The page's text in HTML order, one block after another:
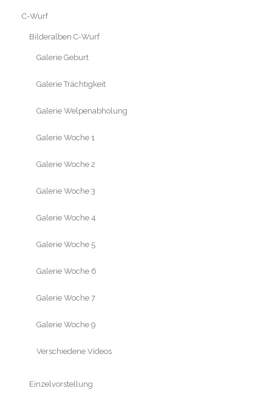
C-Wurf
Bilderalben C-Wurf
Galerie Geburt
Galerie Trächtigkeit
Galerie Welpenabholung
Galerie Woche 1
Galerie Woche 2
Galerie Woche 3
Galerie Woche 4
Galerie Woche 5
Galerie Woche 6
Galerie Woche 7
Galerie Woche 9
Verschiedene Videos
Einzelvorstellung